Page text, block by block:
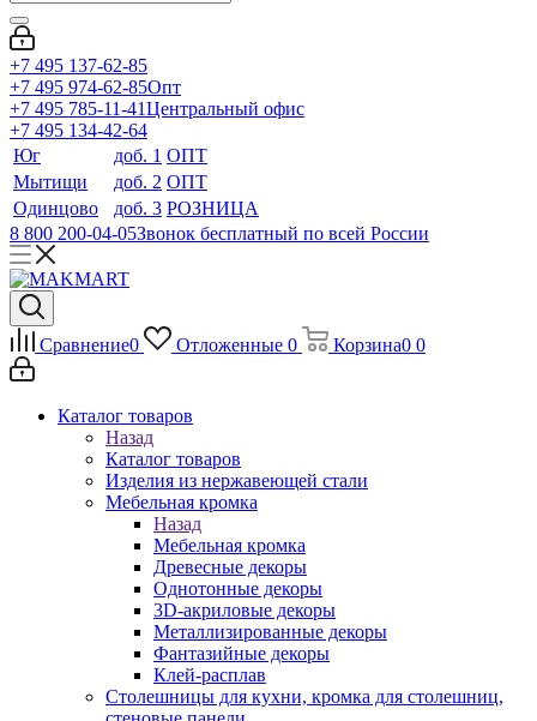
+7 495 137-62-85
+7 495 974-62-85Опт
+7 495 785-11-41Центральный офис
+7 495 134-42-64
Юг
доб. 1 ОПТ
Мытищи
доб. 2 ОПТ
Одинцово
доб. 3 РОЗНИЦА
8 800 200-04-05Звонок бесплатный по всей России
Сравнение0 Отложенные 0 Корзина0 0
Каталог товаров
Назад
Каталог товаров
Изделия из нержавеющей стали
Мебельная кромка
Назад
Мебельная кромка
Древесные декоры
Однотонные декоры
3D-акриловые декоры
Металлизированные декоры
Фантазийные декоры
Клей-расплав
Столешницы для кухни, кромка для столешниц,